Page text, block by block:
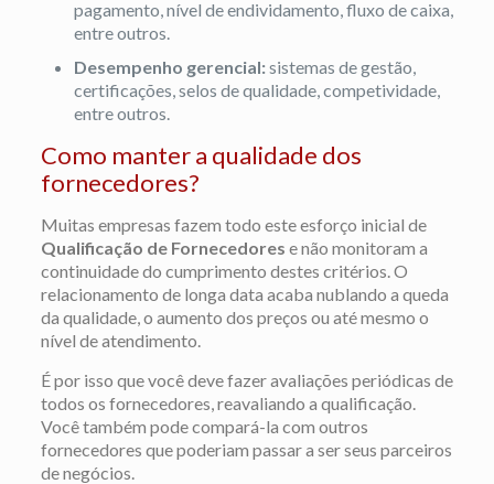
pagamento, nível de endividamento, fluxo de caixa,
entre outros.
Desempenho gerencial:sistemas de gestão,
certificações, selos de qualidade, competividade,
entre outros.
Como manter a qualidade dos
fornecedores?
Muitas empresas fazem todo este esforço inicial de
Qualificação de Fornecedores e não monitoram a
continuidade do cumprimento destes critérios. O
relacionamento de longa data acaba nublando a queda
da qualidade, o aumento dos preços ou até mesmo o
nível de atendimento.
É por isso que você deve fazer avaliações periódicas de
todos os fornecedores, reavaliando a qualificação.
Você também pode compará-la com outros
fornecedores que poderiam passar a ser seus parceiros
de negócios.